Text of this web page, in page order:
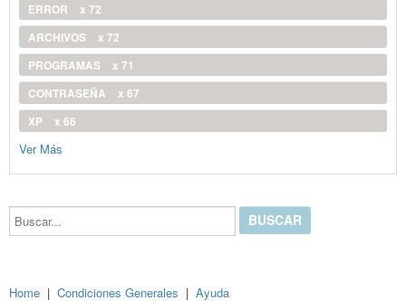
ERROR
x 72
ARCHIVOS
x 72
PROGRAMAS
x 71
CONTRASEÑA
x 67
XP
x 66
Ver Más
Buscar...
Home | Condiciones Generales | Ayuda